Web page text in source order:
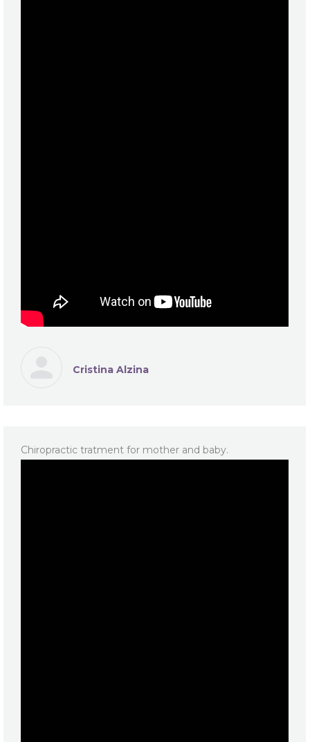
Cristina Alzina
Chiropractic tratment for mother and baby.